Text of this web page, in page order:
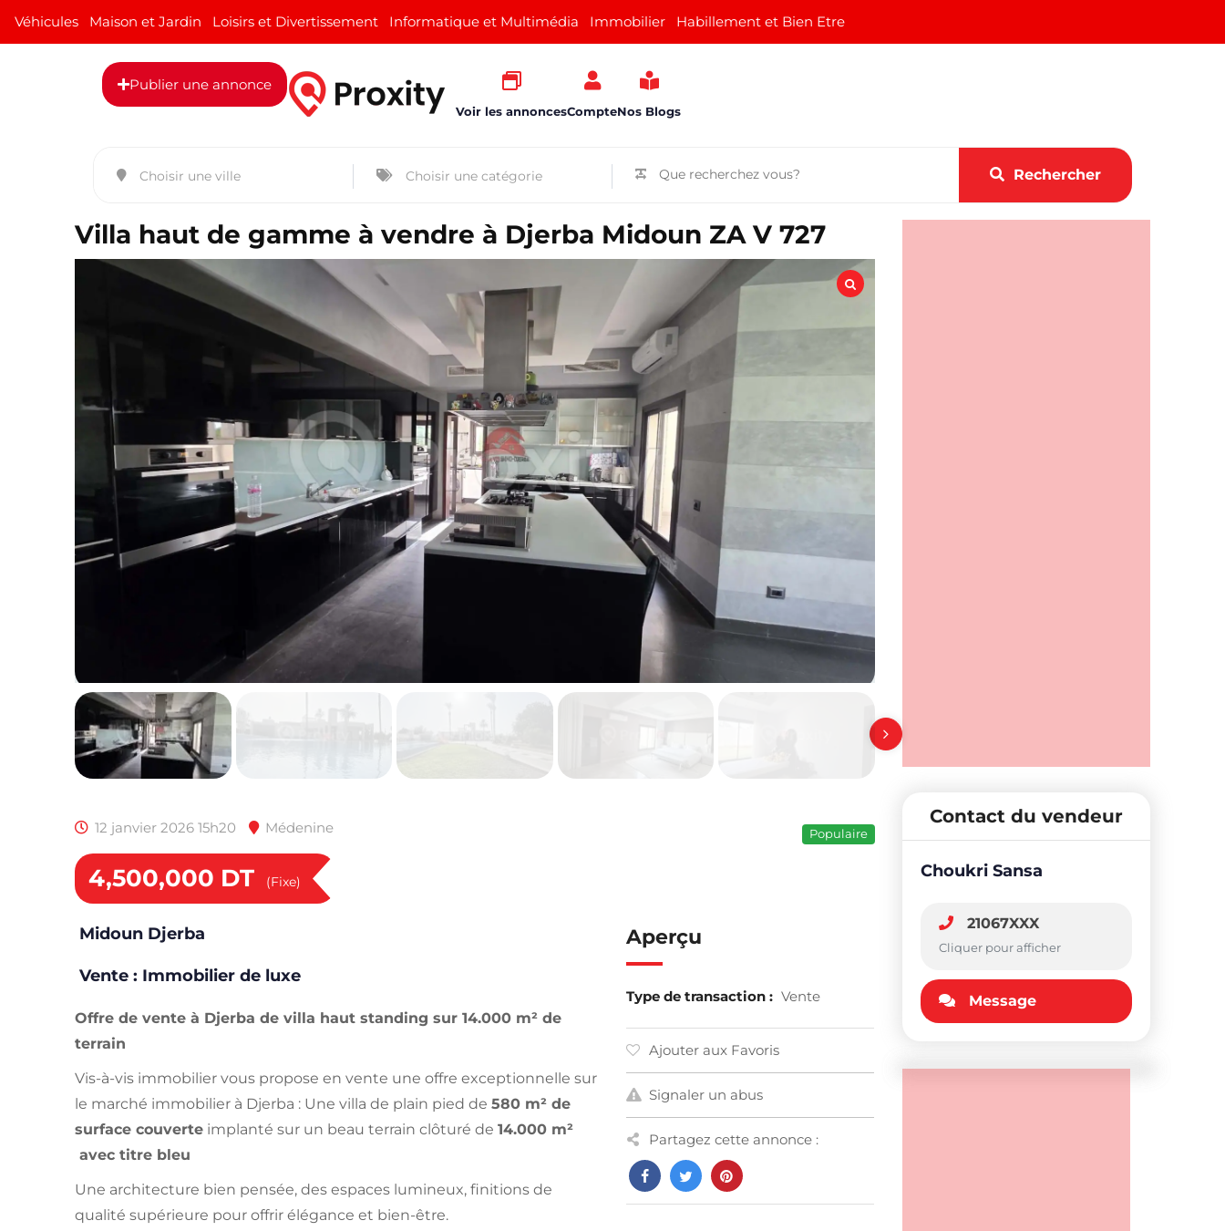
Véhicules Maison et Jardin Loisirs et Divertissement Informatique et Multimédia Immobilier Habillement et Bien Etre
Publier une annonce
Voir les annoncesCompteNos Blogs
Rechercher
Villa haut de gamme à vendre à Djerba Midoun ZA V 727
12 janvier 2026 15h20 Médenine Populaire
4,500,000 DT (Fixe)
Midoun Djerba
Vente : Immobilier de luxe
Offre de vente à Djerba de villa haut standing sur 14.000 m² de
terrain
Vis-à-vis immobilier vous propose en vente une offre exceptionnelle sur
le marché immobilier à Djerba : Une villa de plain pied de 580 m² de
surface couverte implanté sur un beau terrain clôturé de 14.000 m²
avec titre bleu
Une architecture bien pensée, des espaces lumineux, finitions de
qualité supérieure pour offrir élégance et bien-être.
Aperçu
Type de transaction : Vente
Ajouter aux Favoris
Signaler un abus
Partagez cette annonce :
Contact du vendeur
Choukri Sansa
21067XXX
Cliquer pour afficher
Message